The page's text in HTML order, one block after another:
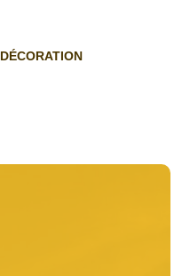
DÉCORATION